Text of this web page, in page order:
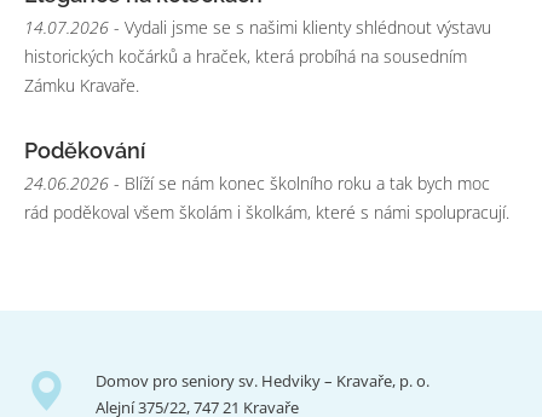
14.07.2026 - Vydali jsme se s našimi klienty shlédnout výstavu
historických kočárků a hraček, která probíhá na sousedním
Zámku Kravaře.
Poděkování
24.06.2026 - Blíží se nám konec školního roku a tak bych moc
rád poděkoval všem školám i školkám, které s námi spolupracují.
Domov pro seniory sv. Hedviky – Kravaře, p. o.
Alejní 375/22, 747 21 Kravaře